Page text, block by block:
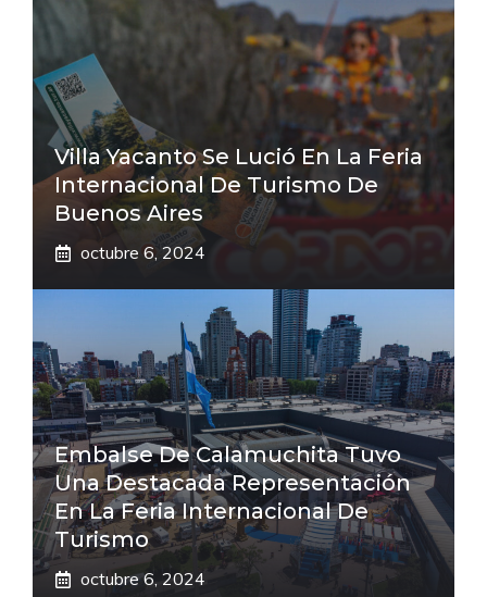
Villa Yacanto Se Lució En La Feria
Internacional De Turismo De
Buenos Aires
octubre 6, 2024
Embalse De Calamuchita Tuvo
Una Destacada Representación
En La Feria Internacional De
Turismo
octubre 6, 2024